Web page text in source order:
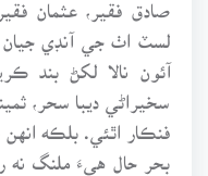
لسٽ اٺ جي آنڊي جيان
آئون نالا لکڻ بند
سخيراڻي ديبا سحر،
فنڪار اٿئي. بلڪه
بحر حال هيءَ ملنگ